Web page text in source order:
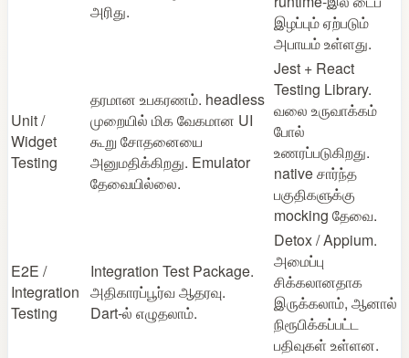
அரிது.
இழப்பும் ஏற்படும்
அபாயம் உள்ளது.
Unit /
Widget
Testing
தரமான உபகரணம். headless
முறையில் மிக வேகமான UI
கூறு சோதனையை
அனுமதிக்கிறது. Emulator
தேவையில்லை.
Jest + React
Testing Library.
வலை உருவாக்கம்
போல்
உணரப்படுகிறது.
native சார்ந்த
பகுதிகளுக்கு
mocking தேவை.
E2E /
Integration
Testing
Integration Test Package.
அதிகாரப்பூர்வ ஆதரவு.
Dart‑ல் எழுதலாம்.
Detox / Appium.
அமைப்பு
சிக்கலானதாக
இருக்கலாம், ஆனால்
நிரூபிக்கப்பட்ட
பதிவுகள் உள்ளன.